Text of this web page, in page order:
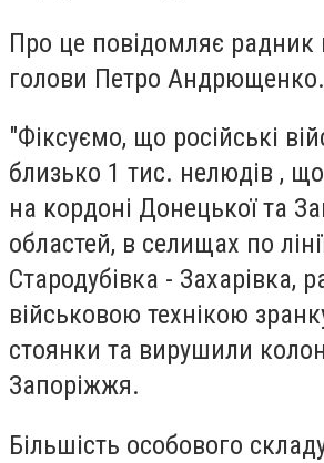
Про це повідомляє радник
голови Петро Андрющенко.
"Фіксуємо, що російські
близько 1 тис. нелюдів ,
на кордоні Донецької та
областей, в селищах по
Стародубівка - Захарівка,
військовою технікою
стоянки та вирушили
Запоріжжя.
Більшість особового